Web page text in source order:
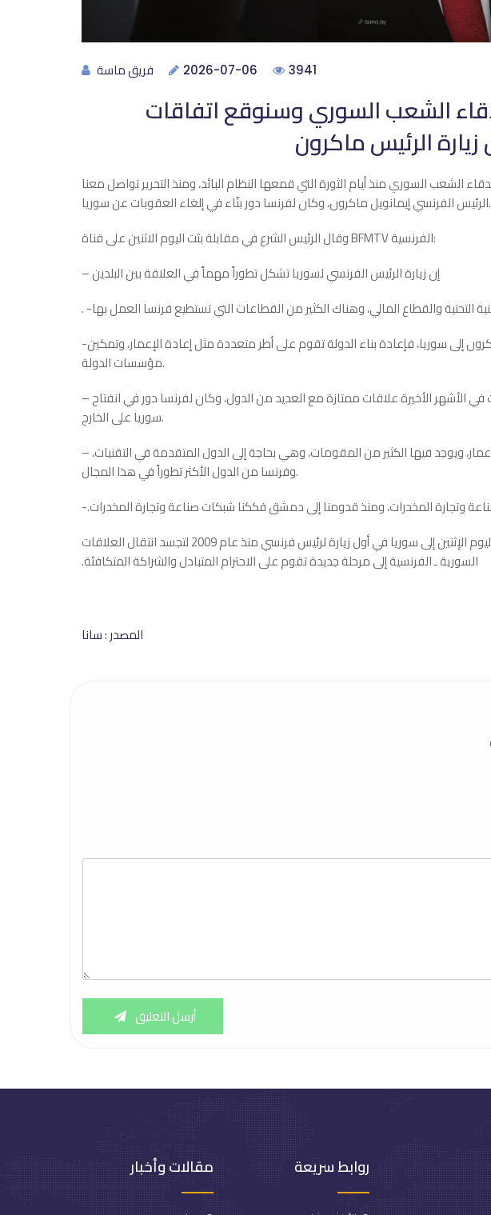
فريق ماسة 2026-07-06 3941
الشعب السوري وسنوقع اتفاقات
الرئيس ماكرون
الشعب السوري منذ أيام الثورة التي قمعها النظام البائد، ومنذ التحرير تواصل معنا
الرئيس الفرنسي إيمانويل ماكرون، وكان لفرنسا دور بنّاء في إلغاء العقوبات عن سوريا.
وقال الرئيس الشرع في مقابلة بثت اليوم الاثنين على قناة BFMTV الفرنسية:
– إن زيارة الرئيس الفرنسي لسوريا تشكل تطوراً ‏مهماً في العلاقة بين البلدين
-ستكون هناك اتفاقيات خلال زيارة ماكرون إلى سوريا، فإعادة بناء الدولة تقوم على أطر متعددة مثل إعادة الإعمار، وتمكين
مؤسسات الدولة.
– سوريا تجاوزت الكثير من العقبات، وأنشأت في ‏الأشهر الأخيرة علاقات ممتازة مع العديد من الدول، وكان ‏لفرنسا دور في انفتاح
سوريا على الخارج.
– سوريا تشهد اليوم مرحلة إعادة الإعمار، ويوجد فيها الكثير من المقومات، وهي بحاجة إلى الدول المتقدمة في التقنيات،
وفرنسا من الدول الأكثر تطوراً في هذا المجال.
وتجارة ‏المخدرات، ومنذ قدومنا إلى دمشق فككنا شبكات صناعة ‏وتجارة المخدرات.‏
وكان الرئيس ماكرون وصل مساء اليوم الإثنين إلى سوريا في أول زيارة لرئيس فرنسي منذ عام 2009 لتجسد انتقال العلاقات
السورية ـ الفرنسية إلى مرحلة ‌‏جديدة تقوم على الاحترام المتبادل والشراكة المتكافئة.‏
المصدر : سانا
أرسل التعليق
روابط سريعة مقالات وأخبار